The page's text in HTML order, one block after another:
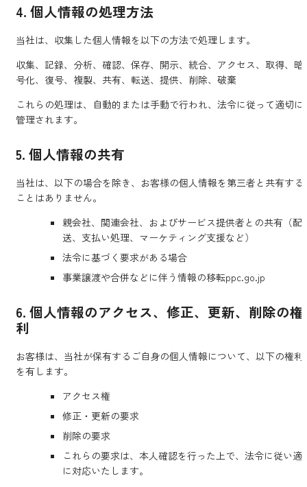
4. 個人情報の処理方法
当社は、収集した個人情報を以下の方法で処理します。
収集、記録、分析、確認、保存、開示、統合、アクセス、取得、暗
号化、復号、複製、共有、転送、提供、削除、破棄
これらの処理は、自動的または手動で行われ、法令に従って適切に
管理されます。
5. 個人情報の共有
当社は、以下の場合を除き、お客様の個人情報を第三者と共有する
ことはありません。
親会社、関連会社、およびサービス提供者との共有（配
送、支払い処理、マーケティング支援など）
法令に基づく要求がある場合
事業譲渡や合併などに伴う情報の移転ppc.go.jp
6. 個人情報のアクセス、修正、更新、削除の権
利
お客様は、当社が保有するご自身の個人情報について、以下の権利
を有します。
アクセス権
修正・更新の要求
削除の要求
これらの要求は、本人確認を行った上で、法令に従い適
に対応いたします。